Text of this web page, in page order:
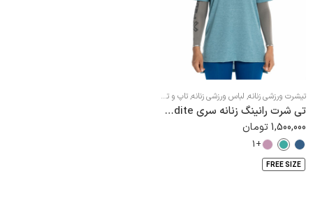
تیشرت ورزشی زنانه, لباس ورزشی زنانه,تاپ و تی شرت
تی شرت رانینگ زنانه سری Xpedite
1,500,000تومان
+1
FREE SIZE